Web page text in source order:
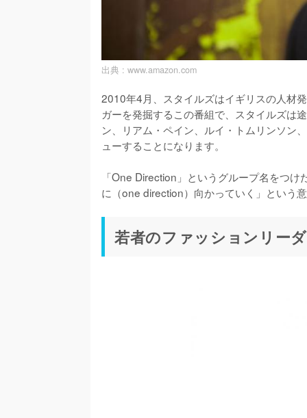
出典 : www.amazon.com
2010年4月、スタイルズはイギリスの人材
ガーを発掘するこの番組で、スタイルズは
ン、リアム・ペイン、ルイ・トムリンソン
ューすることになります。
「One Direction」というグループ名をつ
若者のファッションリー